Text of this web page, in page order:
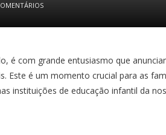
é com grande entusiasmo que
Este é um momento crucial para as
instituições de educação infantil da